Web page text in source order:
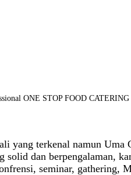
ONE STOP FOOD
yang terkenal namun Uma
dan berpengalaman,
seminar, gathering,